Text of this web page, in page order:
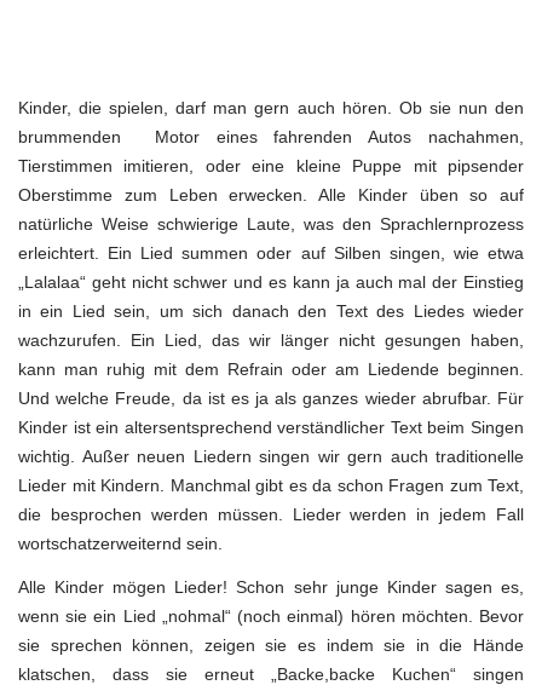
Kinder, die spielen, darf man gern auch hören. Ob sie nun den
brummenden Motor eines fahrenden Autos nachahmen,
Tierstimmen imitieren, oder eine kleine Puppe mit pipsender
Oberstimme zum Leben erwecken. Alle Kinder üben so auf
natürliche Weise schwierige Laute, was den Sprachlernprozess
erleichtert. Ein Lied summen oder auf Silben singen, wie etwa
„Lalalaa“ geht nicht schwer und es kann ja auch mal der Einstieg
in ein Lied sein, um sich danach den Text des Liedes wieder
wachzurufen. Ein Lied, das wir länger nicht gesungen haben,
kann man ruhig mit dem Refrain oder am Liedende beginnen.
Und welche Freude, da ist es ja als ganzes wieder abrufbar. Für
Kinder ist ein altersentsprechend verständlicher Text beim Singen
wichtig. Außer neuen Liedern singen wir gern auch traditionelle
Lieder mit Kindern. Manchmal gibt es da schon Fragen zum Text,
die besprochen werden müssen. Lieder werden in jedem Fall
wortschatzerweiternd sein.
Alle Kinder mögen Lieder! Schon sehr junge Kinder sagen es,
wenn sie ein Lied „nohmal“ (noch einmal) hören möchten. Bevor
sie sprechen können, zeigen sie es indem sie in die Hände
klatschen, dass sie erneut „Backe,backe Kuchen“ singen